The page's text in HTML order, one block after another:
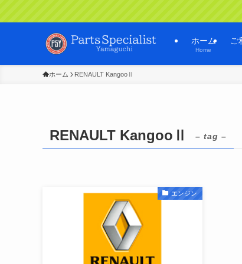
ホーム
Home
ご
ホーム RENAULT KangooⅡ
RENAULT KangooⅡ – tag –
エンジン